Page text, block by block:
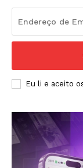
Diretrizes
Política de
Contactos
Planos de
Minha conta
Eu li e aceito